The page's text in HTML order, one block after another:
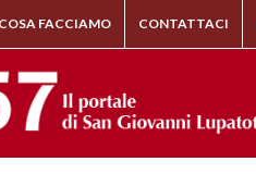
COSA FACCIAMO CONTATTACI